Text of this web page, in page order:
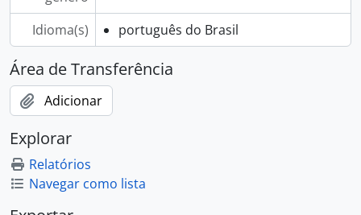
Idioma(s) português do Brasil
Área de Transferência
Adicionar
Explorar
Relatórios
Navegar como lista